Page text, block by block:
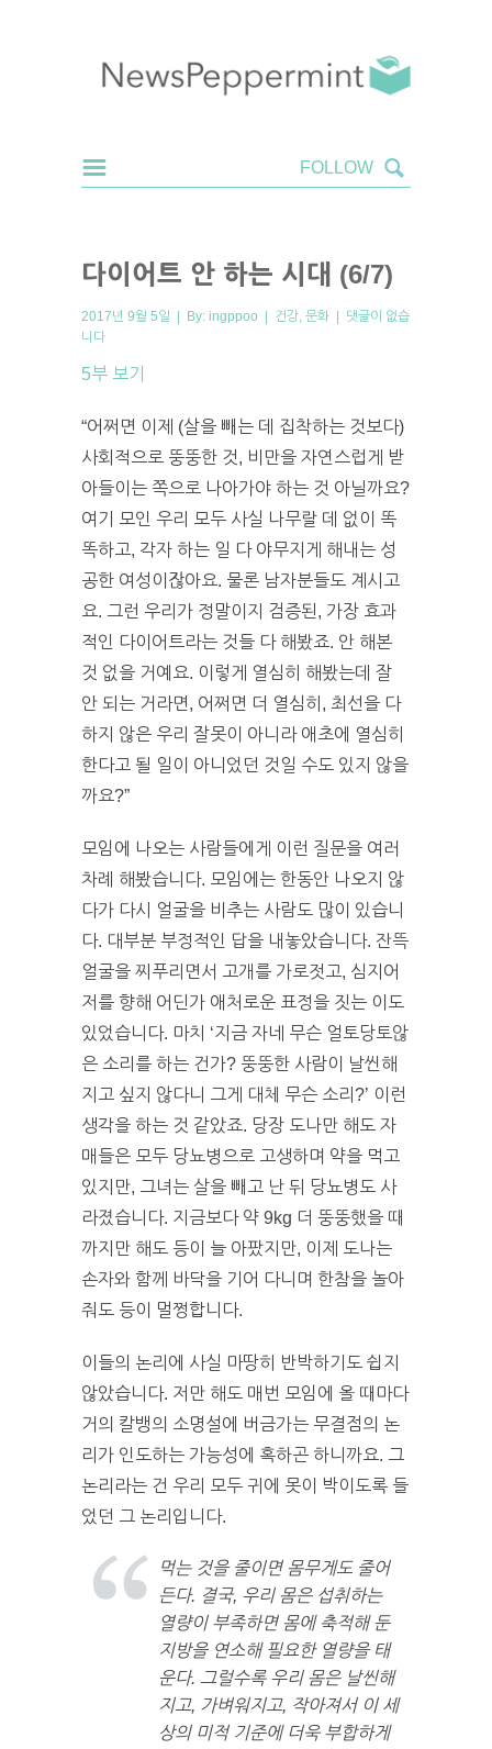
다이어트 안 하는 시대 (6/7)
2017년 9월 5일 | By: ingppoo | 건강 문화 | 댓글이 없습
니다
5부 보기
“어쩌면 이제 (살을 빼는 데 집착하는 것보다)
사회적으로 뚱뚱한 것, 비만을 자연스럽게 받
아들이는 쪽으로 나아가야 하는 것 아닐까요?
여기 모인 우리 모두 사실 나무랄 데 없이 똑
똑하고, 각자 하는 일 다 야무지게 해내는 성
공한 여성이잖아요. 물론 남자분들도 계시고
요. 그런 우리가 정말이지 검증된, 가장 효과
적인 다이어트라는 것들 다 해봤죠. 안 해본
것 없을 거예요. 이렇게 열심히 해봤는데 잘
안 되는 거라면, 어쩌면 더 열심히, 최선을 다
하지 않은 우리 잘못이 아니라 애초에 열심히
한다고 될 일이 아니었던 것일 수도 있지 않을
까요?”
모임에 나오는 사람들에게 이런 질문을 여러
차례 해봤습니다. 모임에는 한동안 나오지 않
다가 다시 얼굴을 비추는 사람도 많이 있습니
다. 대부분 부정적인 답을 내놓았습니다. 잔뜩
얼굴을 찌푸리면서 고개를 가로젓고, 심지어
저를 향해 어딘가 애처로운 표정을 짓는 이도
있었습니다. 마치 ‘지금 자네 무슨 얼토당토않
은 소리를 하는 건가? 뚱뚱한 사람이 날씬해
지고 싶지 않다니 그게 대체 무슨 소리?’ 이런
생각을 하는 것 같았죠. 당장 도나만 해도 자
매들은 모두 당뇨병으로 고생하며 약을 먹고
있지만, 그녀는 살을 빼고 난 뒤 당뇨병도 사
라졌습니다. 지금보다 약 9kg 더 뚱뚱했을 때
까지만 해도 등이 늘 아팠지만, 이제 도나는
손자와 함께 바닥을 기어 다니며 한참을 놀아
줘도 등이 멀쩡합니다.
이들의 논리에 사실 마땅히 반박하기도 쉽지
않았습니다. 저만 해도 매번 모임에 올 때마다
거의 칼뱅의 소명설에 버금가는 무결점의 논
리가 인도하는 가능성에 혹하곤 하니까요. 그
논리라는 건 우리 모두 귀에 못이 박이도록 들
었던 그 논리입니다.
먹는 것을 줄이면 몸무게도 줄어
든다. 결국, 우리 몸은 섭취하는
열량이 부족하면 몸에 축적해 둔
지방을 연소해 필요한 열량을 태
운다. 그럴수록 우리 몸은 날씬해
지고, 가벼워지고, 작아져서 이 세
상의 미적 기준에 더욱 부합하게